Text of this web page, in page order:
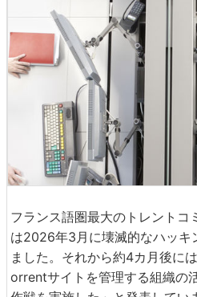
フランス語圏最大のトレントコ
は2026年3月に壊滅的なハッキ
ました。それから約4カ月後に
orrentサイトを管理する組織の